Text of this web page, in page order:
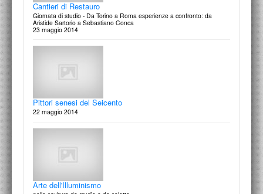
Cantieri di Restauro
Giornata di studio - Da Torino a Roma esperienze a confronto: da
Aristide Sartorio a Sebastiano Conca
23 maggio 2014
Pittori senesi del Seicento
22 maggio 2014
Arte dell'Illuminismo